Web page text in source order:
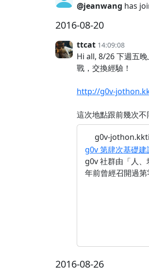
@jeanwang has
2016-08-20
ttcat 14:09:08
Hi all, 8/26 下週五
戰，交換經驗！
http://g0v-
這次地點跟前幾次
g0v-
g0v 第肆次基礎
g0v 社群由「人
年前曾經召開過
2016-08-26